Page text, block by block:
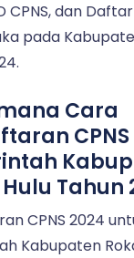
CPNS, dan
pada
Cara
CPNS
Tahun
CPNS 2024
Kabupaten